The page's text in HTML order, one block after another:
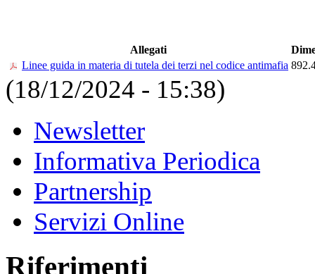
Allegati
Linee guida in materia di tutela dei terzi nel codice antimafia
(18/12/2024 - 15:38)
Newsletter
Informativa Periodica
Partnership
Servizi Online
Riferimenti